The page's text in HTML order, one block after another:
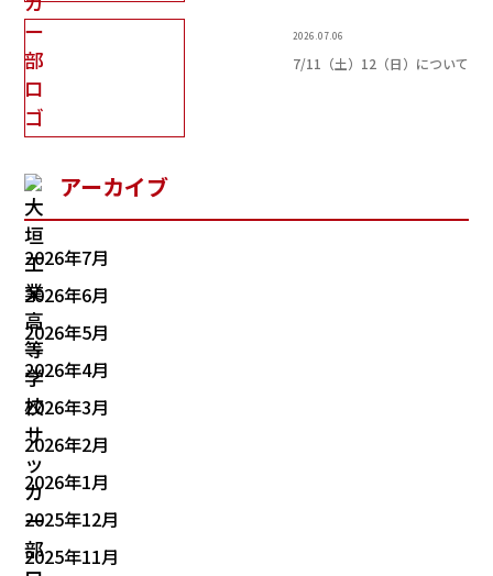
2026.07.06
7/11（土）12（日）について
アーカイブ
2026年7月
2026年6月
2026年5月
2026年4月
2026年3月
2026年2月
2026年1月
2025年12月
2025年11月